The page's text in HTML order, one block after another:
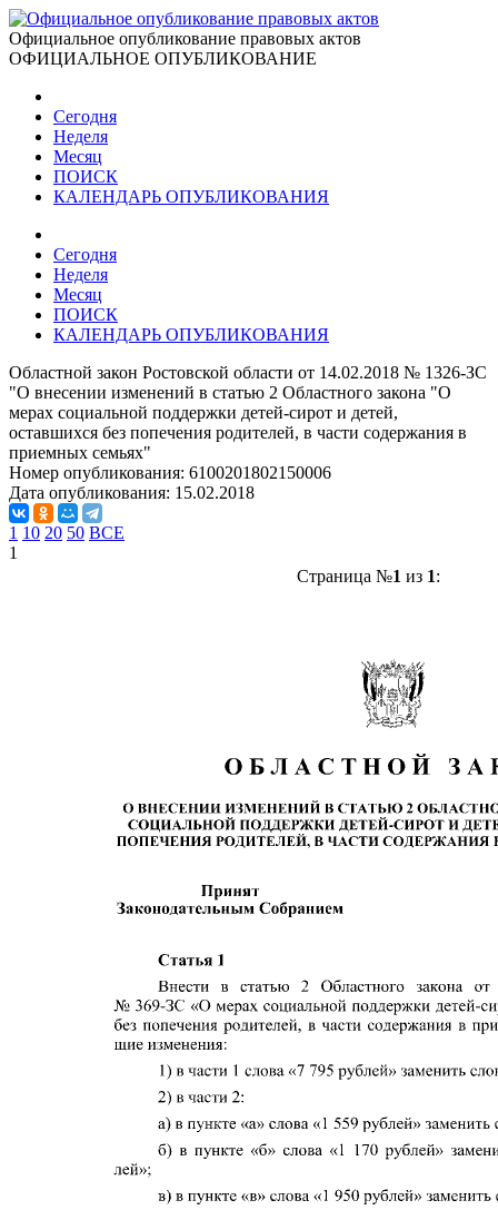
Официальное опубликование правовых актов
ОФИЦИАЛЬНОЕ ОПУБЛИКОВАНИЕ
Сегодня
Неделя
Месяц
ПОИСК
КАЛЕНДАРЬ ОПУБЛИКОВАНИЯ
Сегодня
Неделя
Месяц
ПОИСК
КАЛЕНДАРЬ ОПУБЛИКОВАНИЯ
Областной закон Ростовской области от 14.02.2018 № 1326-ЗС
"О внесении изменений в статью 2 Областного закона "О
мерах социальной поддержки детей-сирот и детей,
оставшихся без попечения родителей, в части содержания в
приемных семьях"
Номер опубликования: 6100201802150006
Дата опубликования: 15.02.2018
1 10 20 50 ВСЕ
1
Страница №1 из 1: